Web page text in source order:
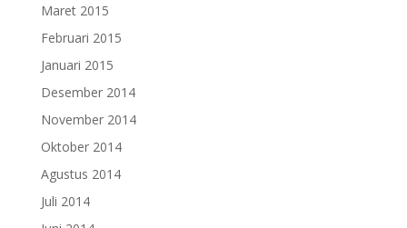
Maret 2015
Februari 2015
Januari 2015
Desember 2014
November 2014
Oktober 2014
Agustus 2014
Juli 2014